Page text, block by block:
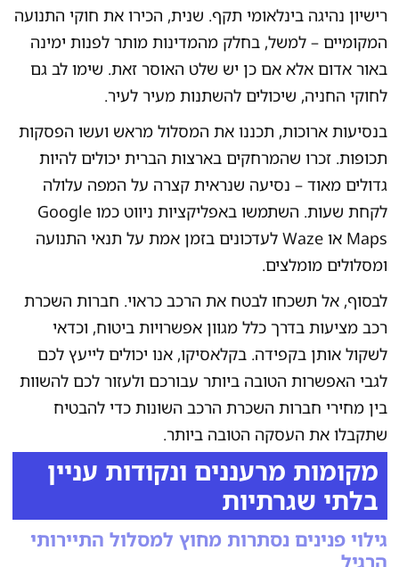
רישיון נהיגה בינלאומי תקף. שנית, הכירו את חוקי התנועה
המקומיים – למשל, בחלק מהמדינות מותר לפנות ימינה
באור אדום אלא אם כן יש שלט האוסר זאת. שימו לב גם
לחוקי החניה, שיכולים להשתנות מעיר לעיר.
בנסיעות ארוכות, תכננו את המסלול מראש ועשו הפסקות
תכופות. זכרו שהמרחקים בארצות הברית יכולים להיות
גדולים מאוד – נסיעה שנראית קצרה על המפה עלולה
לקחת שעות. השתמשו באפליקציות ניווט כמו Google
Maps או Waze לעדכונים בזמן אמת על תנאי התנועה
ומסלולים מומלצים.
לבסוף, אל תשכחו לבטח את הרכב כראוי. חברות השכרת
רכב מציעות בדרך כלל מגוון אפשרויות ביטוח, וכדאי
לשקול אותן בקפידה. בקלאסיקו, אנו יכולים לייעץ לכם
לגבי האפשרות הטובה ביותר עבורכם ולעזור לכם להשוות
בין מחירי חברות השכרת הרכב השונות כדי להבטיח
שתקבלו את העסקה הטובה ביותר.
מקומות מרעננים ונקודות עניין
בלתי שגרתיות
גילוי פנינים נסתרות מחוץ למסלול התיירותי
הרגיל